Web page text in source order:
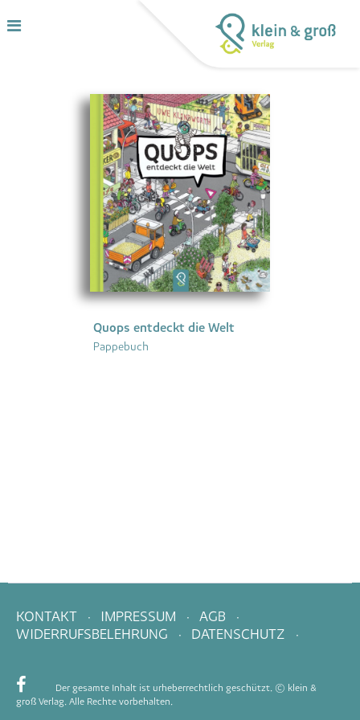
Quops entdeckt die Welt
Pappebuch
KONTAKT IMPRESSUM
AGB
WIDERRUFSBELEHRUNG
DATENSCHUTZ
Der gesamte Inhalt ist urheberrechtlich geschützt. © klein &
groß Verlag. Alle Rechte vorbehalten.